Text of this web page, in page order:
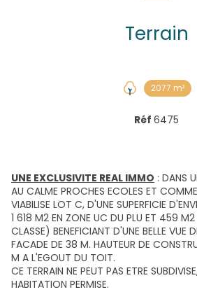
Terrain
2077 m²
Réf 6475
UNE EXCLUSIVITE REAL IMMO : DANS
AU CALME PROCHES ECOLES ET
VIABILISE LOT C, D'UNE SUPERFICIE
1 618 M2 EN ZONE UC DU PLU ET 459 M2
CLASSE) BENEFICIANT D'UNE BELLE VUE
FACADE DE 38 M. HAUTEUR DE
M A L'EGOUT DU TOIT.
CE TERRAIN NE PEUT PAS ETRE
HABITATION PERMISE.